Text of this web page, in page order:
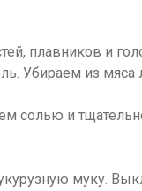
плавников и
Убираем из мяса
солью и
муку.